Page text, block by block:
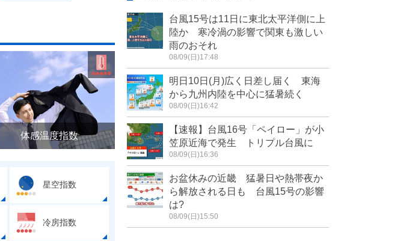
体感温度指数
星空指数
冷房指数
台風15号は11日に東北太平洋側に上
陸か 寒冷渦の影響で関東も激しい
雨のおそれ
08/09(日)17:48
明日10日(月)広く日差し届く 東海
から九州内陸を中心に猛暑続く
08/09(日)16:42
【速報】台風16号「ペイロー」が小
笠原近海で発生 トリプル台風に
08/09(日)16:36
お盆休みの近畿 猛暑日や熱帯夜か
ら解放される日も 台風15号の影響
は?
08/09(日)15:50